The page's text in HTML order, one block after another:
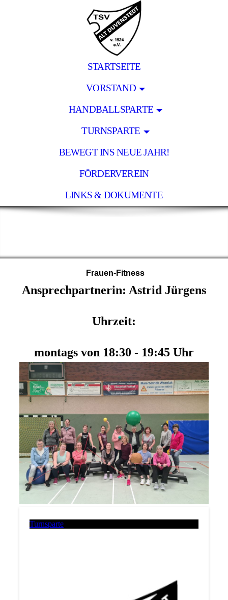
STARTSEITE
VORSTAND
HANDBALLSPARTE
TURNSPARTE
BEWEGT INS NEUE JAHR!
FÖRDERVEREIN
LINKS & DOKUMENTE
Frauen-Fitness
Ansprechpartnerin: Astrid Jürgens
Uhrzeit:
montags von 18:30 - 19:45 Uhr
Turnsparte